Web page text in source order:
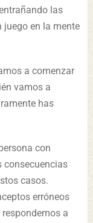
las
juego en la mente
a comenzar
vamos a
has
con
consecuencias
casos.
erróneos
a